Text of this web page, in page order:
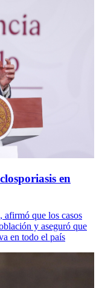
en
afirmó que los casos
y aseguró que
en todo el país